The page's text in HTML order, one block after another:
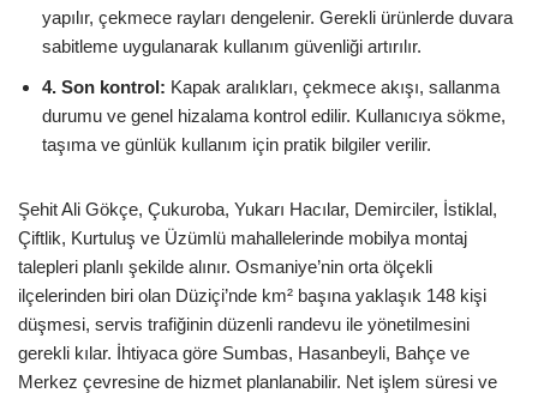
yapılır, çekmece rayları dengelenir. Gerekli ürünlerde duvara
sabitleme uygulanarak kullanım güvenliği artırılır.
4. Son kontrol: Kapak aralıkları, çekmece akışı, sallanma
durumu ve genel hizalama kontrol edilir. Kullanıcıya sökme,
taşıma ve günlük kullanım için pratik bilgiler verilir.
Şehit Ali Gökçe, Çukuroba, Yukarı Hacılar, Demirciler, İstiklal,
Çiftlik, Kurtuluş ve Üzümlü mahallelerinde mobilya montaj
talepleri planlı şekilde alınır. Osmaniye’nin orta ölçekli
ilçelerinden biri olan Düziçi’nde km² başına yaklaşık 148 kişi
düşmesi, servis trafiğinin düzenli randevu ile yönetilmesini
gerekli kılar. İhtiyaca göre Sumbas, Hasanbeyli, Bahçe ve
Merkez çevresine de hizmet planlanabilir. Net işlem süresi ve